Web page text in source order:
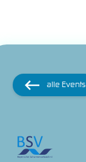
alle Events